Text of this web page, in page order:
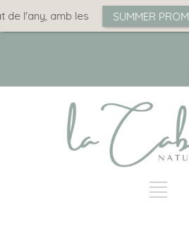
l'any, amb les SUMMER PROMO